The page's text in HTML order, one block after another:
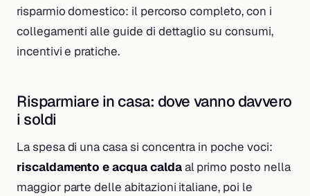
risparmio domestico: il percorso completo, con i
collegamenti alle guide di dettaglio su consumi,
incentivi e pratiche.
Risparmiare in casa: dove vanno davvero
i soldi
La spesa di una casa si concentra in poche voci:
riscaldamento e acqua caldaal primo posto nella
maggior parte delle abitazioni italiane, poi le